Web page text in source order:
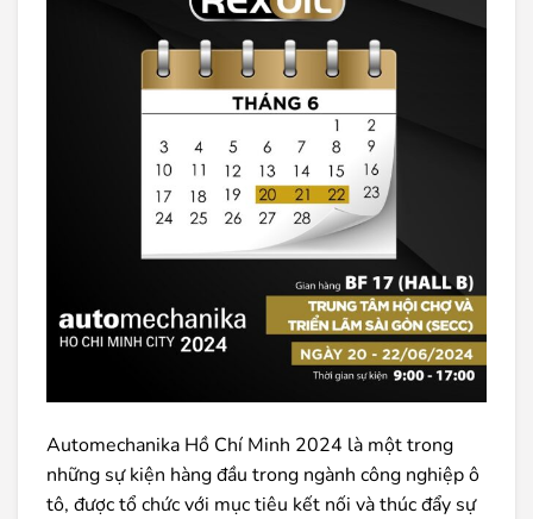
Automechanika Hồ Chí Minh 2024 là một trong
những sự kiện hàng đầu trong ngành công nghiệp ô
tô, được tổ chức với mục tiêu kết nối và thúc đẩy sự